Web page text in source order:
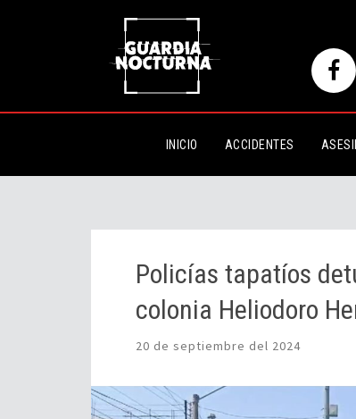
INICIO ACCIDENTES
Policías tapatíos
Heliodoro Hernández Loza
Policías tapatíos
colonia Heliodoro
20 de septiembre del 2024